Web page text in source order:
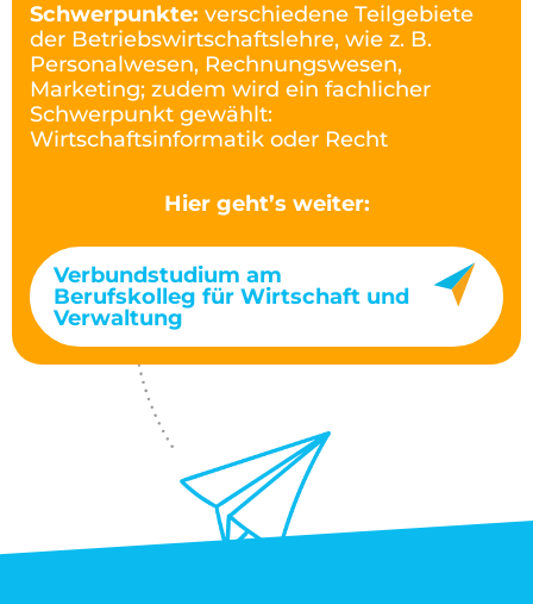
Schwerpunkte: verschiedene Teilgebiete
der Betriebswirtschaftslehre, wie z. B.
Personalwesen, Rechnungswesen,
Marketing; zudem wird ein fachlicher
Schwerpunkt gewählt:
Wirtschaftsinformatik oder Recht
Hier geht’s weiter:
Verbundstudium am
Berufskolleg für Wirtschaft und
Verwaltung